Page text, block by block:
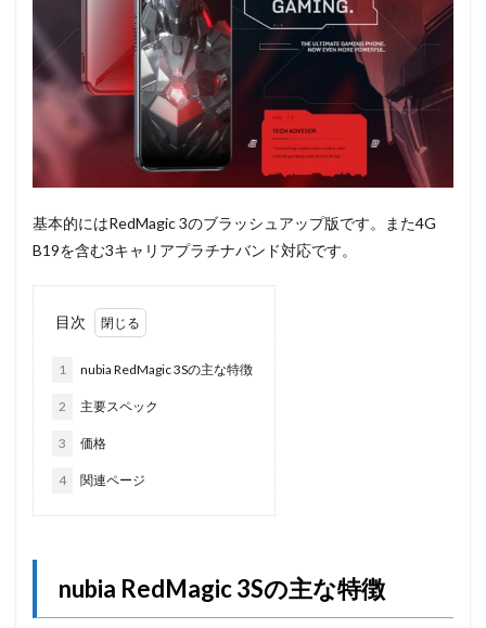
基本的にはRedMagic 3のブラッシュアップ版です。また4G
B19を含む3キャリアプラチナバンド対応です。
目次
1 nubia RedMagic 3Sの主な特徴
2 主要スペック
3 価格
4 関連ページ
nubia RedMagic 3Sの主な特徴